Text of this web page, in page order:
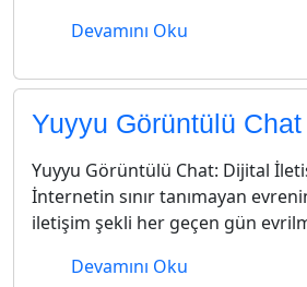
Devamını Oku
Yuyyu Görüntülü Chat
Yuyyu Görüntülü Chat: Dijital
İnternetin sınır tanımayan
iletişim şekli her geçen gün
Devamını Oku